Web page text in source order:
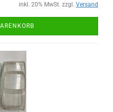
inkl. 20% MwSt. zzgl. Versand